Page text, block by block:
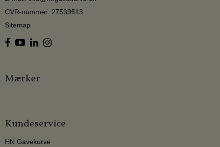
CVR-nummer: 27539513
Sitemap
Mærker
Kundeservice
HN Gavekurve